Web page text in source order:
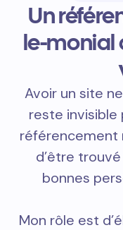
Un
le-monial
Avoir un site
reste invisible
référencement
d’être
bonnes
Mon rôle est